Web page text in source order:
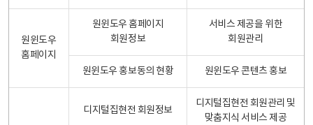
원윈도우
홈페이지
원윈도우 홈페이지
회원정보
서비스 제공을 위한
회원관리
원윈도우 홍보동의 현황 원윈도우 콘텐츠 홍보
디지털집현전 회원정보
디지털집현전 회원관리 및
맞춤지식 서비스 제공